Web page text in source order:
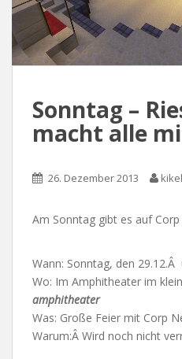
Sonntag –
macht alle
26. Dezember 2013
Am Sonntag gibt es auf
Wann: Sonntag, den 29.12.Â
Wo: Im Amphitheater im
amphitheater
Was: Große Feier mit Corp
Warum:Â Wird noch nicht